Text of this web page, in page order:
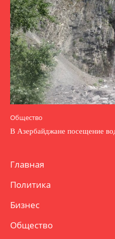
Общество
В Азербайджане посещение
Главная
Политика
Бизнес
Общество